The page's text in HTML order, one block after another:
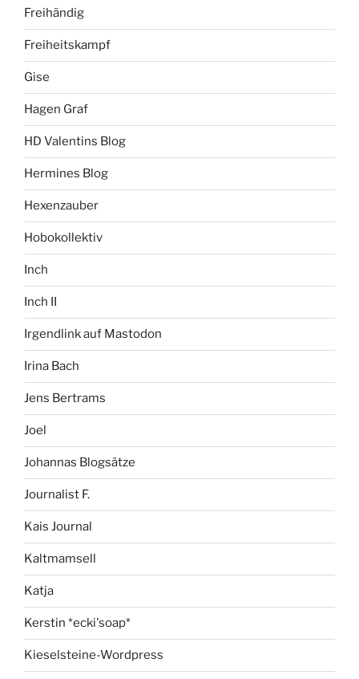
Freihändig
Freiheitskampf
Gise
Hagen Graf
HD Valentins Blog
Hermines Blog
Hexenzauber
Hobokollektiv
Inch
Inch II
Irgendlink auf Mastodon
Irina Bach
Jens Bertrams
Joel
Johannas Blogsätze
Journalist F.
Kais Journal
Kaltmamsell
Katja
Kerstin *ecki'soap*
Kieselsteine-Wordpress